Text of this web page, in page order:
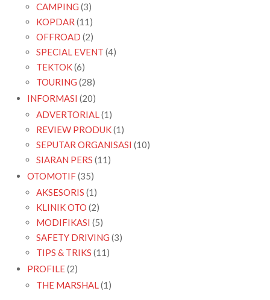
CAMPING (3)
KOPDAR (11)
OFFROAD (2)
SPECIAL EVENT (4)
TEKTOK(6)
TOURING (28)
INFORMASI (20)
ADVERTORIAL(1)
REVIEW PRODUK(1)
SEPUTAR ORGANISASI (10)
SIARAN PERS (11)
OTOMOTIF(35)
AKSESORIS (1)
KLINIK OTO (2)
MODIFIKASI (5)
SAFETY DRIVING (3)
TIPS & TRIKS (11)
PROFILE(2)
THE MARSHAL(1)